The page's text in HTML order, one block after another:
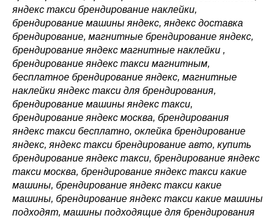
яндекс такси брендирование наклейки,
брендирование машины яндекс, яндекс доставка
брендирование, магнитные брендирование яндекс,
брендирование яндекс магнитные наклейки ,
брендирование яндекс такси магнитным,
бесплатное брендирование яндекс, магнитные
наклейки яндекс такси для брендирования,
брендирование машины яндекс такси,
брендирование яндекс москва, брендирования
яндекс такси бесплатно, оклейка брендирование
яндекс, яндекс такси брендирование авто, купить
брендирование яндекс такси, брендирование яндекс
такси москва, брендирование яндекс такси какие
машины, брендирование яндекс такси какие
машины, брендирование яндекс такси какие машины
подходят, машины подходящие для брендирования